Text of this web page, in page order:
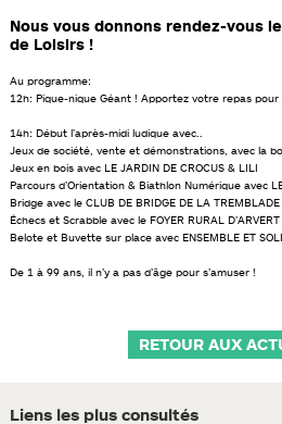
Nous vous donnons rendez-vous
de Loisirs !
Au programme:
12h: Pique-nique Géant ! Apportez votre repas pour
14h: Début l’après-midi ludique avec..
Jeux de société, vente et démonstrations, avec la
Jeux en bois avec LE JARDIN DE CROCUS & LILI
Parcours d’Orientation & Biathlon Numérique avec
Bridge avec le CLUB DE BRIDGE DE LA TREMBLADE
Échecs et Scrabble avec le FOYER RURAL D’ARVERT
Belote et Buvette sur place avec ENSEMBLE ET
De 1 à 99 ans, il n’y a pas d’âge pour s’amuser !
RETOUR AUX
Liens les plus consultés